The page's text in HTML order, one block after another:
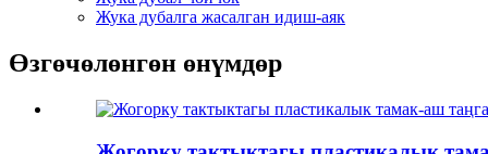
Жука дубалга жасалган идиш-аяк
Өзгөчөлөнгөн өнүмдөр